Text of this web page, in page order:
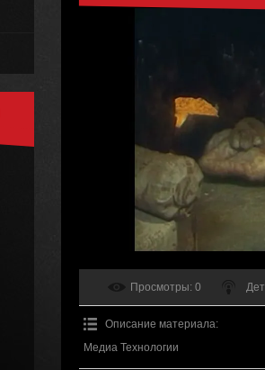
Просмотры: 0
Описание материала:
Медиа Технологии